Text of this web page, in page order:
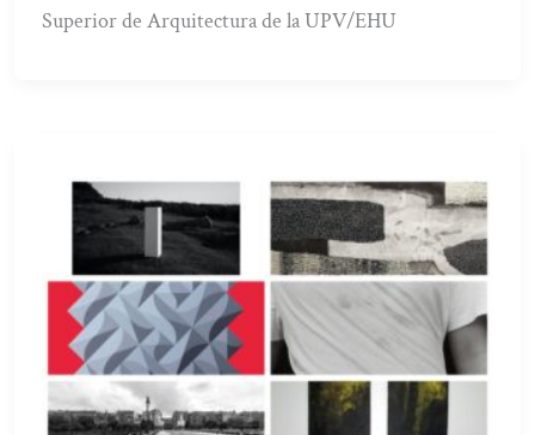
Superior de Arquitectura de la UPV/EHU